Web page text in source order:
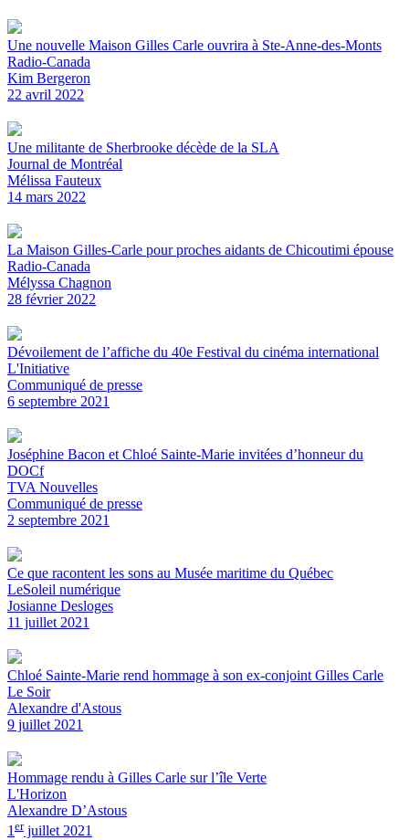
Une nouvelle Maison Gilles Carle ouvrira à Ste-Anne-des-Monts
Radio-Canada
Kim Bergeron
22 avril 2022
Une militante de Sherbrooke décède de la SLA
Journal de Montréal
Mélissa Fauteux
14 mars 2022
La Maison Gilles-Carle pour proches aidants de Chicoutimi épouse
Radio-Canada
Mélyssa Chagnon
28 février 2022
Dévoilement de l’affiche du 40e Festival du cinéma international
L'Initiative
Communiqué de presse
6 septembre 2021
Joséphine Bacon et Chloé Sainte-Marie invitées d’honneur du
DOCf
TVA Nouvelles
Communiqué de presse
2 septembre 2021
Ce que racontent les sons au Musée maritime du Québec
LeSoleil numérique
Josianne Desloges
11 juillet 2021
Chloé Sainte-Marie rend hommage à son ex-conjoint Gilles Carle
Le Soir
Alexandre d'Astous
9 juillet 2021
Hommage rendu à Gilles Carle sur l’île Verte
L'Horizon
Alexandre D’Astous
1 erjuillet 2021